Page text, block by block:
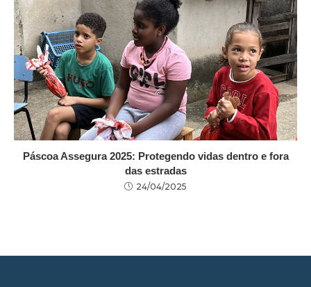
Páscoa Assegura 2025: Protegendo vidas dentro e fora
das estradas
24/04/2025